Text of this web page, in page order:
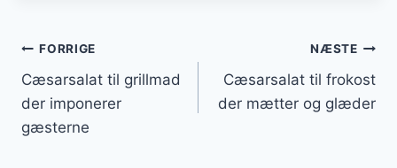
Indlægsnavigation
FORRIGE
Cæsarsalat til grillmad
der imponerer
gæsterne
NÆSTE
Cæsarsalat til frokost
der mætter og glæder